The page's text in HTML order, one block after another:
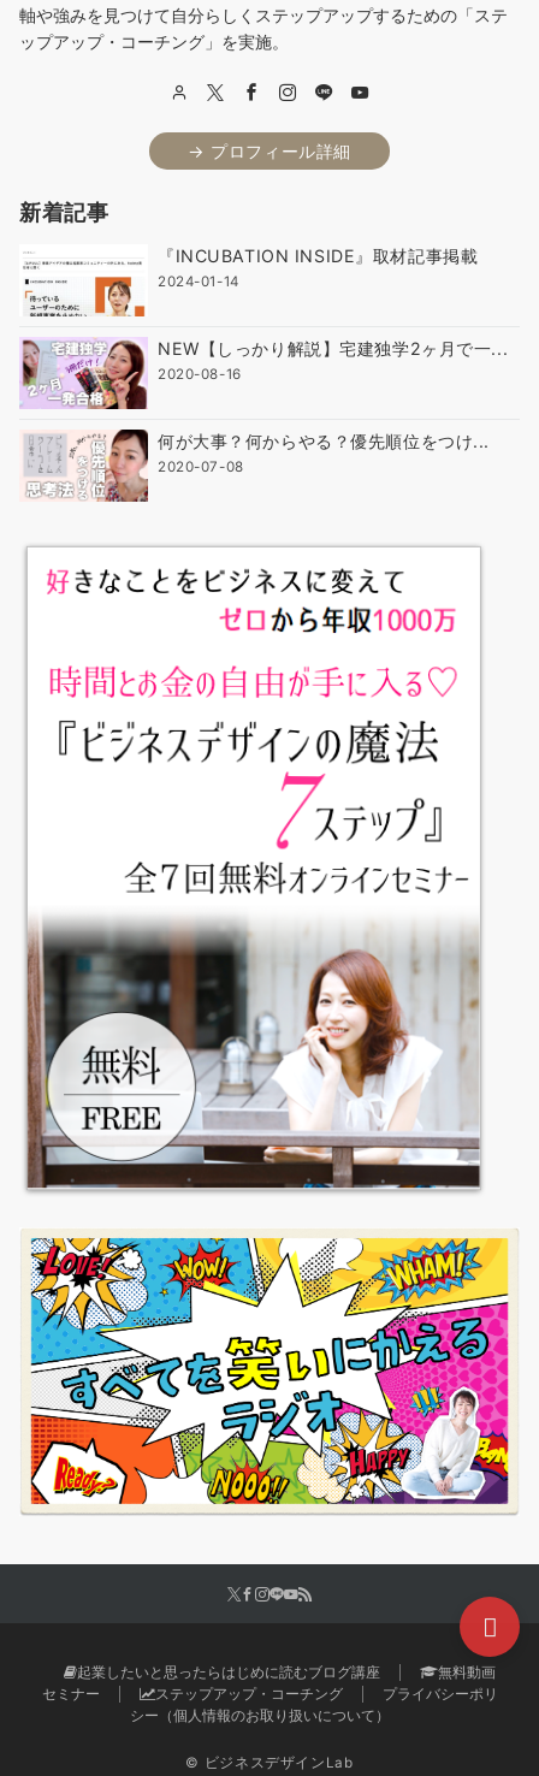
軸や強みを見つけて自分らしくステップアップするための「ステ
ップアップ・コーチング」を実施。
→ プロフィール詳細
新着記事
『INCUBATION INSIDE』取材記事掲載
2024-01-14
NEW【しっかり解説】宅建独学2ヶ月で一...
2020-08-16
何が大事？何からやる？優先順位をつけ...
2020-07-08
起業したいと思ったらはじめに読むブログ講座
無料動画
セミナー
ステップアップ・コーチング
プライバシーポリ
シー（個人情報のお取り扱いについて）
© ビジネスデザインLab